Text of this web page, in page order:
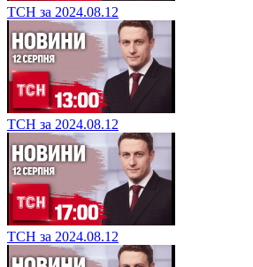
ТСН за 2024.08.12
ТСН за 2024.08.12
ТСН за 2024.08.12